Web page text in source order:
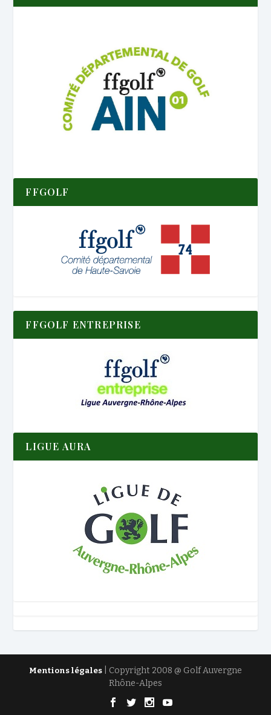
FFGOLF
FFGOLF ENTREPRISE
LIGUE AURA
Mentions légales | Copyright 2008 @ Golf Auvergne
Rhône-Alpes